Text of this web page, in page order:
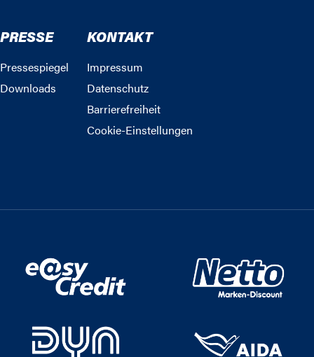
PRESSE
Pressespiegel
Downloads
KONTAKT
Impressum
Datenschutz
Barrierefreiheit
Cookie-Einstellungen